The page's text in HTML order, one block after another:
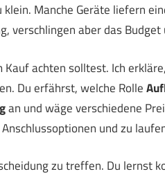
Manche Geräte liefern
verschlingen aber das
achten solltest. Ich
Du erfährst, welche Rolle
an und wäge verschiedene
und zu
zu treffen. Du lernst